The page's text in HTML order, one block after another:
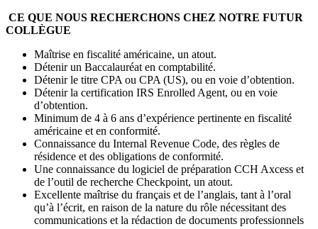
CE QUE NOUS RECHERCHONS CHEZ NOTRE FUTUR
COLLÈGUE
Maîtrise en fiscalité américaine, un atout.
Détenir un Baccalauréat en comptabilité.
Détenir le titre CPA ou CPA (US), ou en voie d’obtention.
Détenir la certification IRS Enrolled Agent, ou en voie
d’obtention.
Minimum de 4 à 6 ans d’expérience pertinente en fiscalité
américaine et en conformité.
Connaissance du Internal Revenue Code, des règles de
résidence et des obligations de conformité.
Une connaissance du logiciel de préparation CCH Axcess et
de l’outil de recherche Checkpoint, un atout.
Excellente maîtrise du français et de l’anglais, tant à l’oral
qu’à l’écrit, en raison de la nature du rôle nécessitant des
communications et la rédaction de documents professionnels